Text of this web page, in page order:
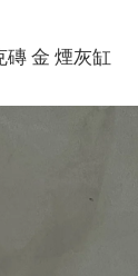
磚 金 煙灰缸